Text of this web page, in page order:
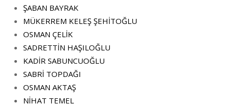
ŞABAN BAYRAK
MÜKERREM KELEŞ ŞEHİTOĞLU
OSMAN ÇELİK
SADRETTİN HAŞILOĞLU
KADİR SABUNCUOĞLU
SABRİ TOPDAĞI
OSMAN AKTAŞ
NİHAT TEMEL